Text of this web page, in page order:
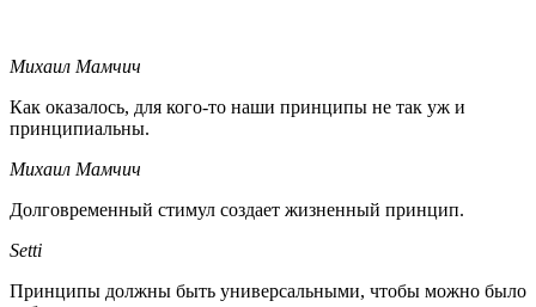
Михаил Мамчич
Как оказалось, для кого-то наши принципы не так уж и
принципиальны.
Михаил Мамчич
Долговременный стимул создает жизненный принцип.
Setti
Принципы должны быть универсальными, чтобы можно было